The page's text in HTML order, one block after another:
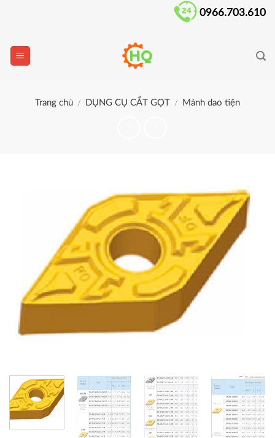
0966.703.610
Trang chủ / DỤNG CỤ CẮT GỌT / Mảnh dao tiện